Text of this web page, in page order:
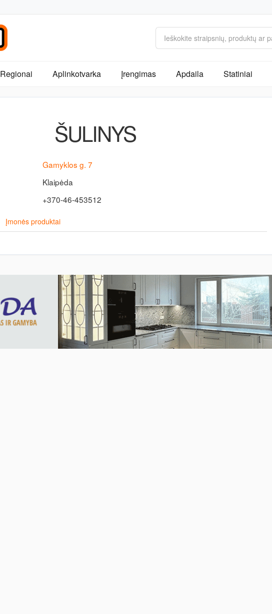
Regionai Aplinkotvarka Įrengimas Apdaila Statiniai
ŠULINYS
Gamyklos g. 7
Klaipėda
+370-46-453512
Įmonės produktai